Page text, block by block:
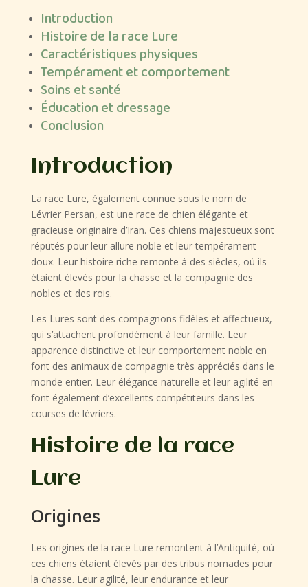
Introduction
Histoire de la race Lure
Caractéristiques physiques
Tempérament et comportement
Soins et santé
Éducation et dressage
Conclusion
Introduction
La race Lure, également connue sous le nom de
Lévrier Persan, est une race de chien élégante et
gracieuse originaire d’Iran. Ces chiens majestueux sont
réputés pour leur allure noble et leur tempérament
doux. Leur histoire riche remonte à des siècles, où ils
étaient élevés pour la chasse et la compagnie des
nobles et des rois.
Les Lures sont des compagnons fidèles et affectueux,
qui s’attachent profondément à leur famille. Leur
apparence distinctive et leur comportement noble en
font des animaux de compagnie très appréciés dans le
monde entier. Leur élégance naturelle et leur agilité en
font également d’excellents compétiteurs dans les
courses de lévriers.
Histoire de la race
Lure
Origines
Les origines de la race Lure remontent à l’Antiquité, où
ces chiens étaient élevés par des tribus nomades pour
la chasse. Leur agilité, leur endurance et leur